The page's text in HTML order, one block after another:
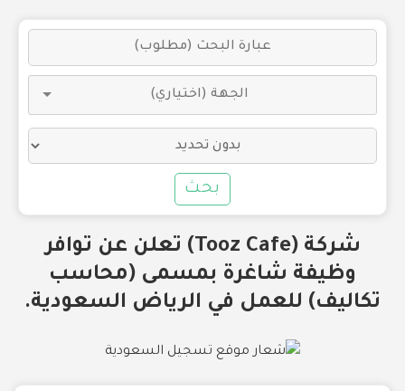
بحث
شركة (Tooz Cafe) تعلن عن توافر
وظيفة شاغرة بمسمى (محاسب
تكاليف) للعمل في الرياض السعودية.